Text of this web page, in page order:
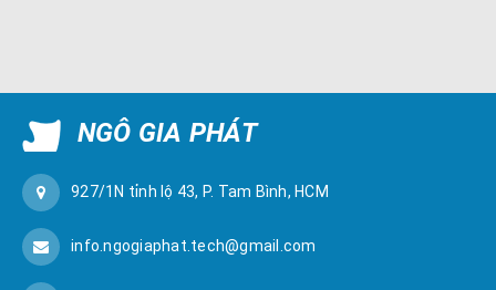
NGÔ GIA PHÁT
927/1N tỉnh lộ 43, P. Tam Bình, HCM
info.ngogiaphat.tech@gmail.com